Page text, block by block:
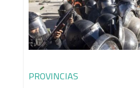
PROVINCIAS